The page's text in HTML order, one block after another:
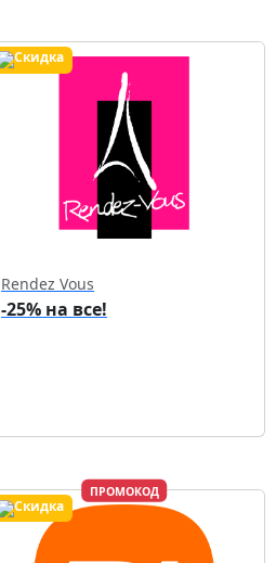
Rendez Vous
-25% на все!
ПРОМОКОД